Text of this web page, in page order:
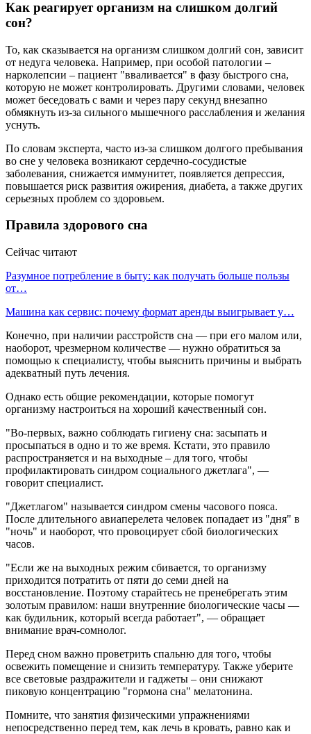
Как реагирует организм на слишком долгий
сон?
То, как сказывается на организм слишком долгий сон, зависит
от недуга человека. Например, при особой патологии –
нарколепсии – пациент "вваливается" в фазу быстрого сна,
которую не может контролировать. Другими словами, человек
может беседовать с вами и через пару секунд внезапно
обмякнуть из-за сильного мышечного расслабления и желания
уснуть.
По словам эксперта, часто из-за слишком долгого пребывания
во сне у человека возникают сердечно-сосудистые
заболевания, снижается иммунитет, появляется депрессия,
повышается риск развития ожирения, диабета, а также других
серьезных проблем со здоровьем.
Правила здорового сна
Сейчас читают
Разумное потребление в быту: как получать больше пользы
от…
Машина как сервис: почему формат аренды выигрывает у…
Конечно, при наличии расстройств сна — при его малом или,
наоборот, чрезмерном количестве — нужно обратиться за
помощью к специалисту, чтобы выяснить причины и выбрать
адекватный путь лечения.
Однако есть общие рекомендации, которые помогут
организму настроиться на хороший качественный сон.
"Во-первых, важно соблюдать гигиену сна: засыпать и
просыпаться в одно и то же время. Кстати, это правило
распространяется и на выходные – для того, чтобы
профилактировать синдром социального джетлага", —
говорит специалист.
"Джетлагом" называется синдром смены часового пояса.
После длительного авиаперелета человек попадает из "дня" в
"ночь" и наоборот, что провоцирует сбой биологических
часов.
"Если же на выходных режим сбивается, то организму
приходится потратить от пяти до семи дней на
восстановление. Поэтому старайтесь не пренебрегать этим
золотым правилом: наши внутренние биологические часы —
как будильник, который всегда работает", — обращает
внимание врач-сомнолог.
Перед сном важно проветрить спальню для того, чтобы
освежить помещение и снизить температуру. Также уберите
все световые раздражители и гаджеты – они снижают
пиковую концентрацию "гормона сна" мелатонина.
Помните, что занятия физическими упражнениями
непосредственно перед тем, как лечь в кровать, равно как и